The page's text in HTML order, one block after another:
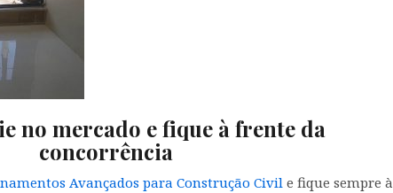
no mercado e fique à frente da
concorrência
Avançados para Construção Civil e fique sempre à